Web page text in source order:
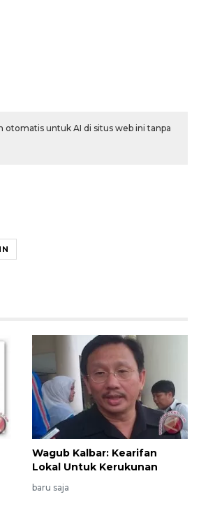
untuk AI di situs web ini tanpa
Wagub Kalbar: Kearifan
Lokal Untuk Kerukunan
baru saja